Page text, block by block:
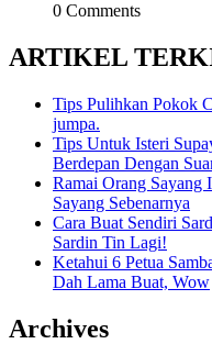
0 Comments
ARTIKEL
Tips Pulihkan Pokok
jumpa.
Tips Untuk Isteri
Berdepan Dengan
Ramai Orang Sayang
Sayang Sebenarnya
Cara Buat Sendiri
Sardin Tin Lagi!
Ketahui 6 Petua
Dah Lama Buat, Wow
Archives